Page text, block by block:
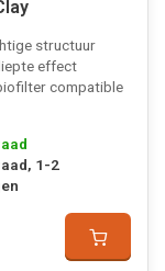
structuur
effect
compatible
1-2